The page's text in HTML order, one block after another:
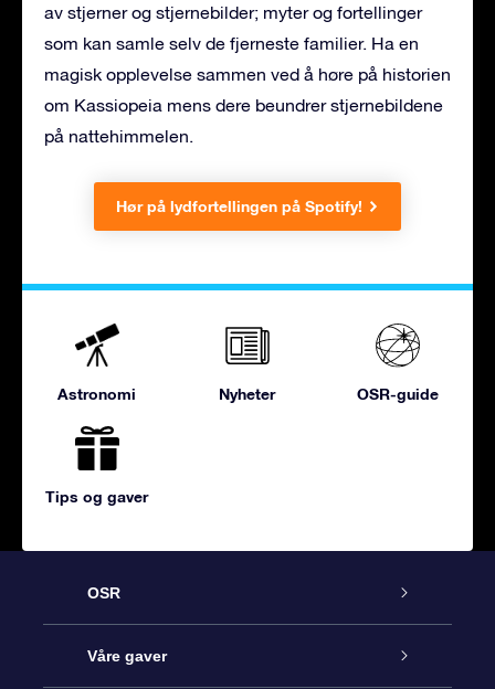
av stjerner og stjernebilder; myter og fortellinger
som kan samle selv de fjerneste familier. Ha en
magisk opplevelse sammen ved å høre på historien
om Kassiopeia mens dere beundrer stjernebildene
på nattehimmelen.
Hør på lydfortellingen på Spotify!
Astronomi Nyheter OSR-guide
Tips og gaver
OSR
Kundeservice
Våre gaver